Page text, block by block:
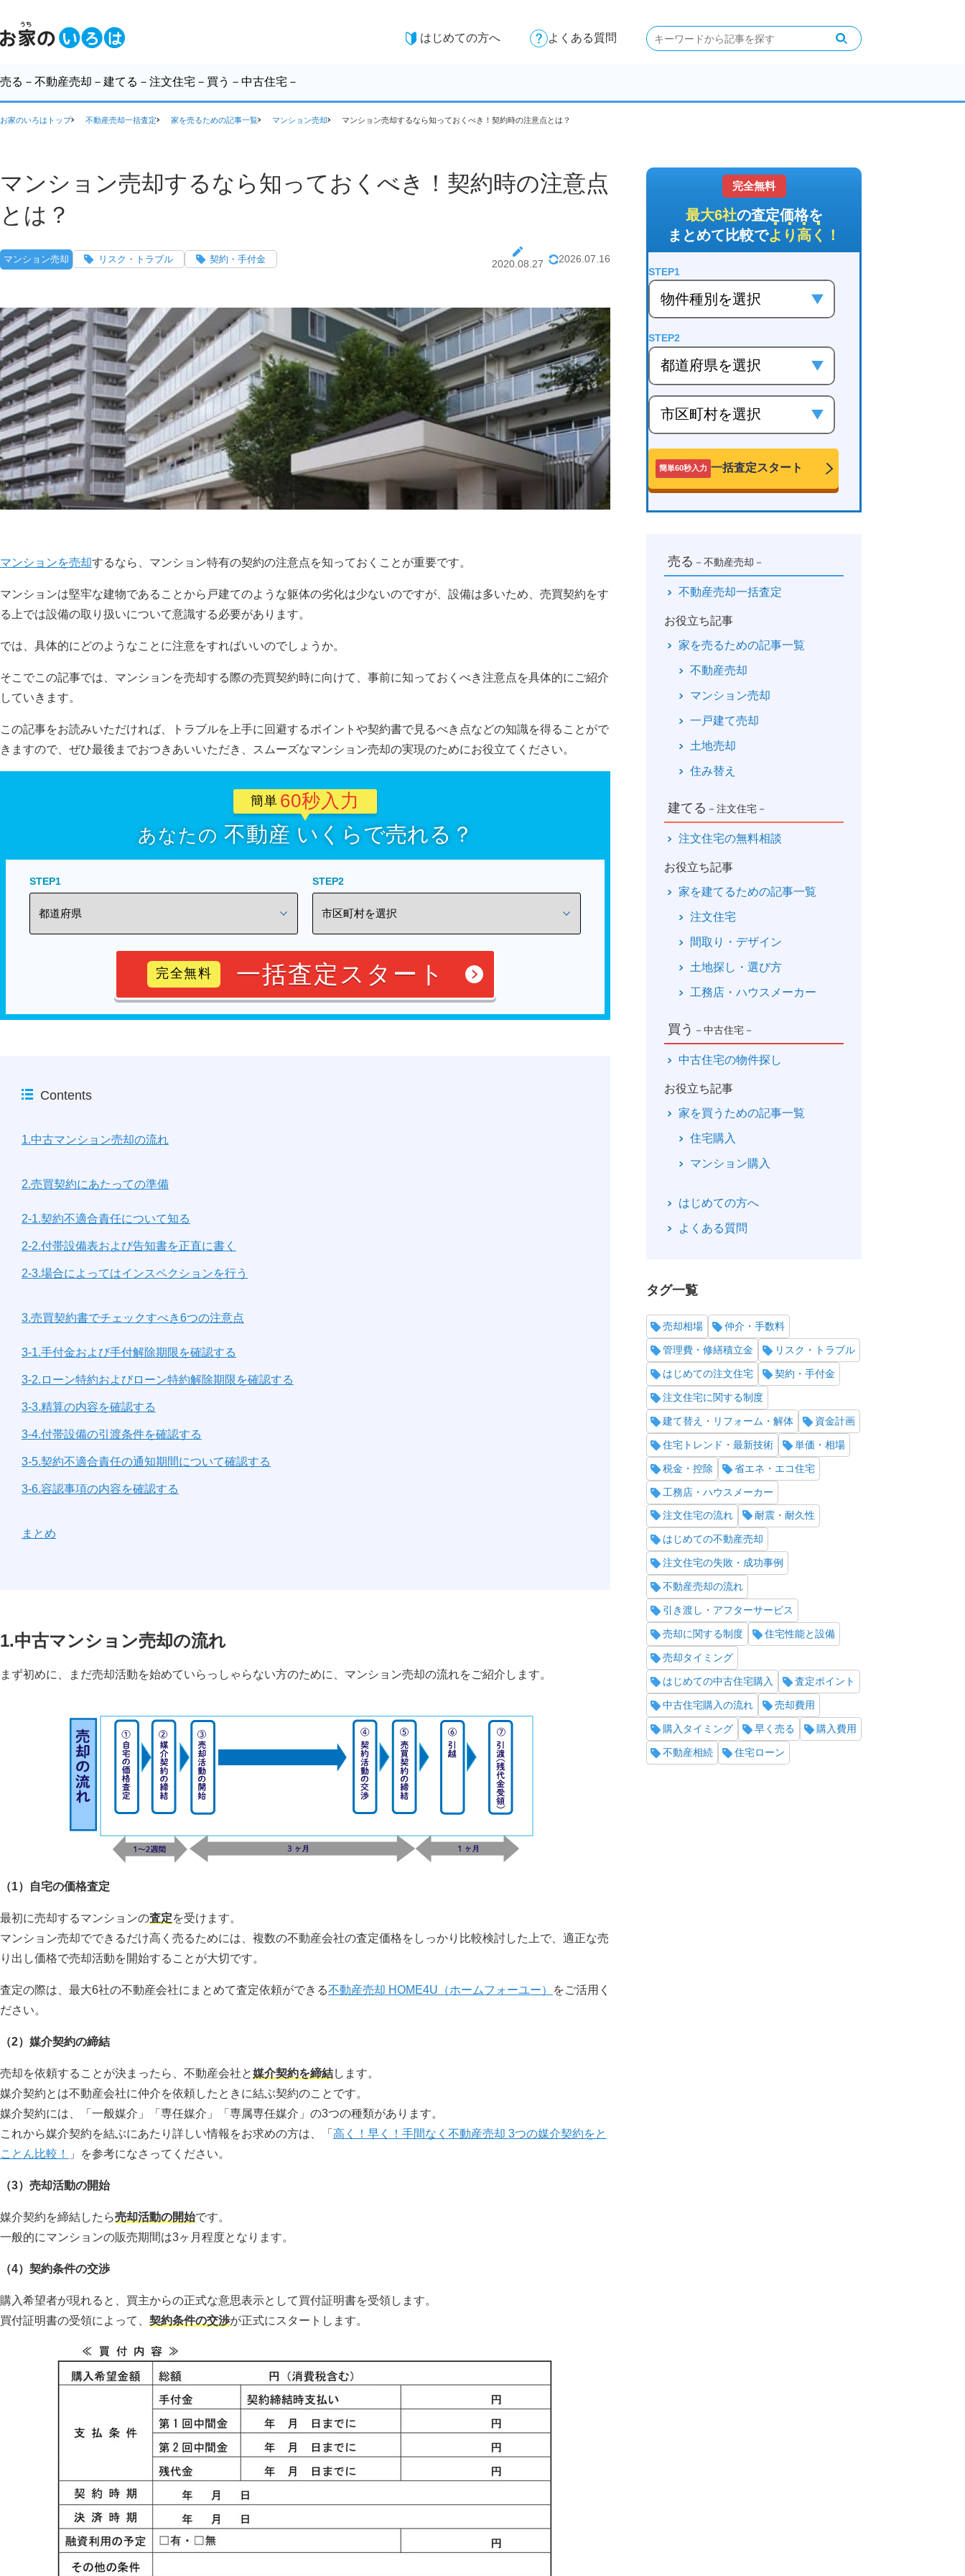
はじめての方へ よくある質問
売る －不動産売却－ 建てる －注文住宅－ 買う －中古住宅－
お家のいろはトップ 不動産売却一括査定 家を売るための記事一覧 マンション売却 マンション売却するなら知っておくべき！契約時の注意点とは？
マンション売却するなら知っておくべき！契約時の注意点
とは？
マンション売却 リスク・トラブル 契約・手付金 2020.08.27 2026.07.16
マンションを売却するなら、マンション特有の契約の注意点を知っておくことが重要です。
マンションは堅牢な建物であることから戸建てのような躯体の劣化は少ないのですが、設備は多いため、売買契約をす
る上では設備の取り扱いについて意識する必要があります。
では、具体的にどのようなことに注意をすればいいのでしょうか。
そこでこの記事では、マンションを売却する際の売買契約時に向けて、事前に知っておくべき注意点を具体的にご紹介
していきます。
この記事をお読みいただければ、トラブルを上手に回避するポイントや契約書で見るべき点などの知識を得ることがで
きますので、ぜひ最後までおつきあいいただき、スムーズなマンション売却の実現のためにお役立てください。
簡単 60秒入力
あなたの 不動産 いくらで売れる？
STEP1 STEP2
完全無料 一括査定スタート
Contents
1.中古マンション売却の流れ
2.売買契約にあたっての準備
2-1.契約不適合責任について知る
2-2.付帯設備表および告知書を正直に書く
2-3.場合によってはインスペクションを行う
3.売買契約書でチェックすべき6つの注意点
3-1.手付金および手付解除期限を確認する
3-2.ローン特約およびローン特約解除期限を確認する
3-3.精算の内容を確認する
3-4.付帯設備の引渡条件を確認する
3-5.契約不適合責任の通知期間について確認する
3-6.容認事項の内容を確認する
まとめ
1.中古マンション売却の流れ
まず初めに、まだ売却活動を始めていらっしゃらない方のために、マンション売却の流れをご紹介します。
（1）自宅の価格査定
最初に売却するマンションの査定を受けます。
マンション売却でできるだけ高く売るためには、複数の不動産会社の査定価格をしっかり比較検討した上で、適正な売
り出し価格で売却活動を開始することが大切です。
査定の際は、最大6社の不動産会社にまとめて査定依頼ができる不動産売却 HOME4U（ホームフォーユー）
をご活用く
ださい。
（2）媒介契約の締結
売却を依頼することが決まったら、不動産会社と媒介契約を締結します。
媒介契約とは不動産会社に仲介を依頼したときに結ぶ契約のことです。
媒介契約には、「一般媒介」「専任媒介」「専属専任媒介」の3つの種類があります。
これから媒介契約を結ぶにあたり詳しい情報をお求めの方は、「 高く！早く！手間なく不動産売却 3つの媒介契約をと
ことん比較！
」を参考になさってください。
（3）売却活動の開始
媒介契約を締結したら売却活動の開始です。
一般的にマンションの販売期間は3ヶ月程度となります。
（4）契約条件の交渉
購入希望者が現れると、買主からの正式な意思表示として買付証明書を受領します。
買付証明書の受領によって、 契約条件の交渉が正式にスタートします。
完全無料
最大6社の査定価格を
まとめて比較でより高く ！
簡単60秒入力 一括査定スタート
売る －不動産売却－
不動産売却一括査定
お役立ち記事
家を売るための記事一覧
不動産売却
マンション売却
一戸建て売却
土地売却
住み替え
建てる －注文住宅－
注文住宅の無料相談
お役立ち記事
家を建てるための記事一覧
注文住宅
間取り・デザイン
土地探し・選び方
工務店・ハウスメーカー
買う －中古住宅－
中古住宅の物件探し
お役立ち記事
家を買うための記事一覧
住宅購入
マンション購入
はじめての方へ
よくある質問
タグ一覧
売却相場 仲介・手数料
管理費・修繕積立金 リスク・トラブル
はじめての注文住宅 契約・手付金
注文住宅に関する制度
建て替え・リフォーム・解体 資金計画
住宅トレンド・最新技術 単価・相場
税金・控除 省エネ・エコ住宅
工務店・ハウスメーカー
注文住宅の流れ 耐震・耐久性
はじめての不動産売却
注文住宅の失敗・成功事例
不動産売却の流れ
引き渡し・アフターサービス
売却に関する制度 住宅性能と設備
売却タイミング
はじめての中古住宅購入 査定ポイント
中古住宅購入の流れ 売却費用
購入タイミング 早く売る 購入費用
不動産相続 住宅ローン